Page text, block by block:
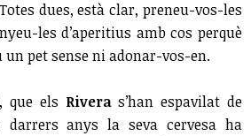
dues, està clar, preneu-vos-les
les d’aperitius amb cos perquè
pet sense ni adonar-vos-en.
que els Riveras’han espavilat de
anys la seva cervesa ha